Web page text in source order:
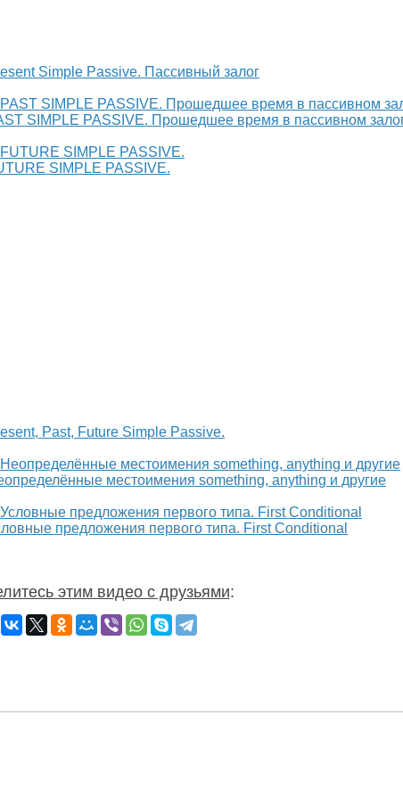
Simple Passive. Пассивный залог
SIMPLE PASSIVE. Прошедшее время в пассивном
SIMPLE PASSIVE.
Past, Future Simple Passive.
местоимения something, anything и другие
предложения первого типа. First Conditional
этим видео с друзьями: